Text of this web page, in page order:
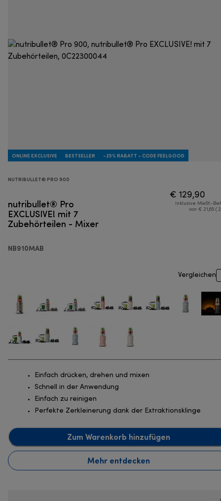
ONLINE EXCLUSIVE BESTSELLER -25% RABATT - CODE FEELGOOD
NUTRIBULLET® PRO 900
nutribullet® Pro
EXCLUSIVE! mit 7
Zubehörteilen - Mixer
NB910MAB
€ 129,90
Inklusive MwSt.-
von € 21,65 (
Vergleichen
Einfach drücken, drehen und mixen
Schnell in der Anwendung
Einfach zu reinigen
Perfekte Zerkleinerung dank der Extraktionsklinge
Zum Warenkorb hinzufügen
Mehr entdecken